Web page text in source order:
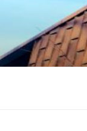
innehåll